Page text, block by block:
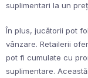
suplimentari la un
În plus, jucătorii pot
vânzare. Retailerii
pot fi cumulate cu
suplimentare.